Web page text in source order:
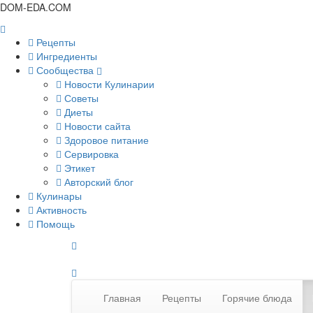
DOM-EDA.COM
Рецепты
Ингредиенты
Сообщества
Новости Кулинарии
Советы
Диеты
Новости сайта
Здоровое питание
Сервировка
Этикет
Авторский блог
Кулинары
Активность
Помощь
Главная Рецепты Горячие блюда